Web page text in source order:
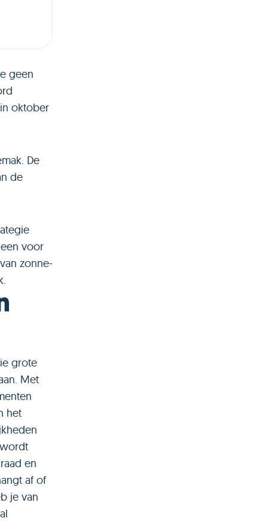
geen
oktober
De
de
voor
zonne-
grote
Met
het
en
af of
je van